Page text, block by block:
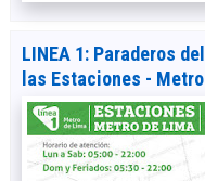
LINEA 1: Paraderos
las Estaciones -